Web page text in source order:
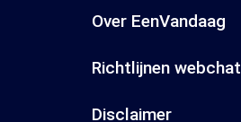
Over EenVandaag
Richtlijnen webchat
Disclaimer